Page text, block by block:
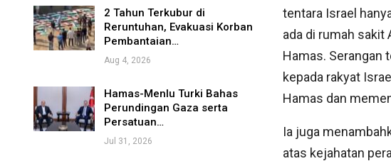
2 Tahun Terkubur di
Reruntuhan, Evakuasi Korban
Pembantaian…
Aug 4, 2026
Hamas-Menlu Turki Bahas
Perundingan Gaza serta
Persatuan…
Jul 31, 2026
tentara Israel
ada di rumah
Hamas. Serangan
kepada rakyat
Hamas dan
Ia juga
atas kejahatan